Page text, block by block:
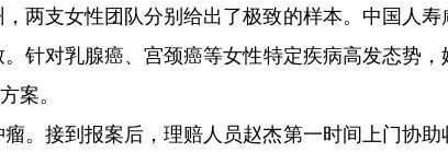
两支女性团队分别给出了极致的样本。中国人寿
针对乳腺癌、宫颈癌等女性特定疾病高发态势，
案。
。接到报案后，理赔人员赵杰第一时间上门协助